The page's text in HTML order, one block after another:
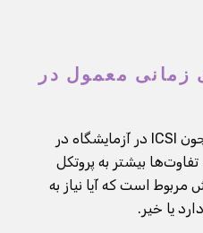
زمانی معمول در
برنامهٔ زمانی شبیه IVF است، چون ICSI در آزمایشگاه در
بیشتر به پروتکل
مربوط است که آیا نیاز به
یا خیر.